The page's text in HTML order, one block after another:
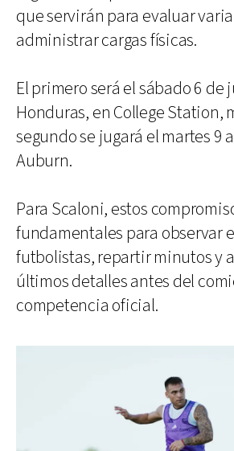
que servirán para evaluar
administrar cargas físicas.
El primero será el sábado 6 de
Honduras, en College Station,
segundo se jugará el martes 9
Auburn.
Para Scaloni, estos
fundamentales para observar
futbolistas, repartir minutos y
últimos detalles antes del
competencia oficial.